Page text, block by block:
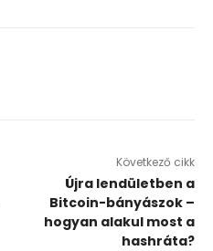
Következő cikk
Újra lendületben a
Bitcoin-bányászok –
hogyan alakul most a
hashráta?